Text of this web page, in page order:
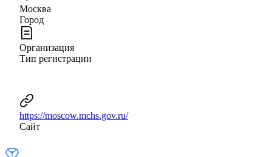
Москва
Город
Организация
Тип регистрации
https://moscow.mchs.gov.ru/
Сайт